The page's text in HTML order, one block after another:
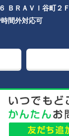
ＢＲＡＶＩ谷町２Ｆ
間外対応可